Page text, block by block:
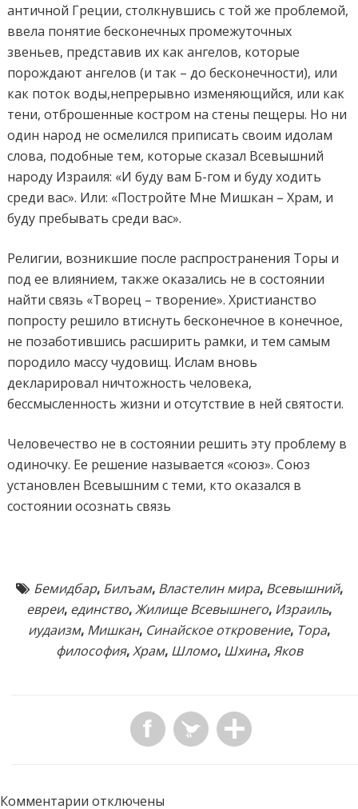
античной Греции, столкнувшись с той же проблемой,
ввела понятие бесконечных промежуточных
звеньев, представив их как ангелов, которые
порождают ангелов (и так – до бесконечности), или
как поток воды,непрерывно изменяющийся, или как
тени, отброшенные костром на стены пещеры. Но ни
один народ не осмелился приписать своим идолам
слова, подобные тем, которые сказал Всевышний
народу Израиля: «И буду вам Б-гом и буду ходить
среди вас». Или: «Постройте Мне Мишкан – Храм, и
буду пребывать среди вас».
Религии, возникшие после распространения Торы и
под ее влиянием, также оказались не в состоянии
найти связь «Творец – творение». Христианство
попросту решило втиснуть бесконечное в конечное,
не позаботившись расширить рамки, и тем самым
породило массу чудовищ. Ислам вновь
декларировал ничтожность человека,
бессмысленность жизни и отсутствие в ней святости.
Человечество не в состоянии решить эту проблему в
одиночку. Ее решение называется «союз». Союз
установлен Всевышним с теми, кто оказался в
состоянии осознать связь
Бемидбар, Билъам, Властелин мира, Всевышний,
евреи, единство,Жилище Всевышнего, Израиль,
иудаизм, Мишкан, Синайское откровение, Тора,
философия,Храм, Шломо, Шхина,Яков
Комментарии отключены